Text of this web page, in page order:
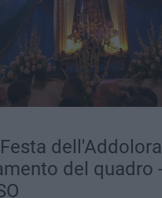
del quadro